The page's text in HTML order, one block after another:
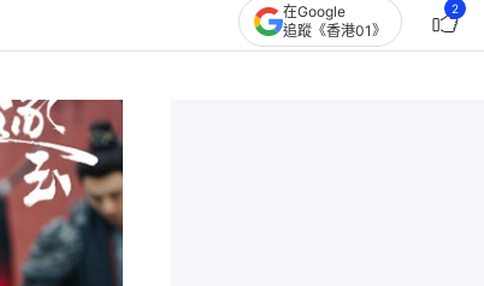
在Google
追蹤《香港01》
2